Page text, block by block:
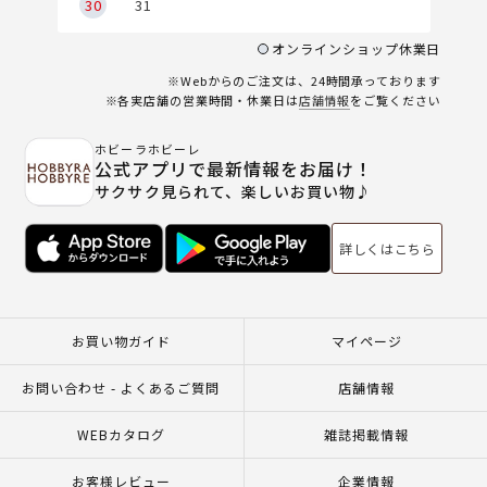
30 31
オンラインショップ休業日
※Webからのご注文は、24時間承っております
※各実店舗の営業時間・休業日は店舗情報をご覧ください
ホビーラホビーレ
公式アプリで最新情報をお届け！
サクサク見られて、楽しいお買い物♪
詳しくはこちら
お買い物ガイド マイページ
お問い合わせ - よくあるご質問 店舗情報
WEBカタログ 雑誌掲載情報
お客様レビュー 企業情報